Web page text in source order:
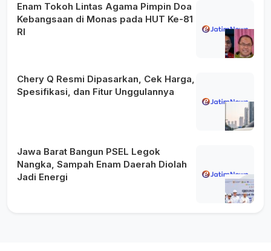
Enam Tokoh Lintas Agama Pimpin Doa
Kebangsaan di Monas pada HUT Ke-81
RI
Chery Q Resmi Dipasarkan, Cek Harga,
Spesifikasi, dan Fitur Unggulannya
Jawa Barat Bangun PSEL Legok
Nangka, Sampah Enam Daerah Diolah
Jadi Energi